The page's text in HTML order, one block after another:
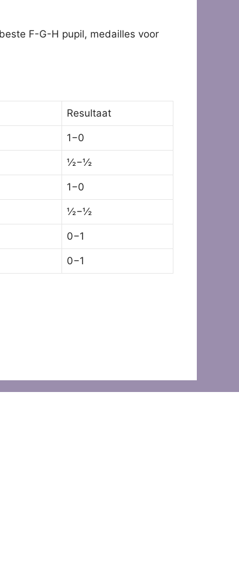
F-G-H pupil, medailles voor
Resultaat
1−0
½−½
1−0
½−½
0−1
0−1